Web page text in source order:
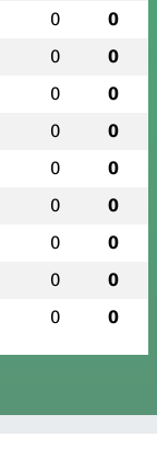
0 0
0 0
0 0
0 0
0 0
0 0
0 0
0 0
0 0